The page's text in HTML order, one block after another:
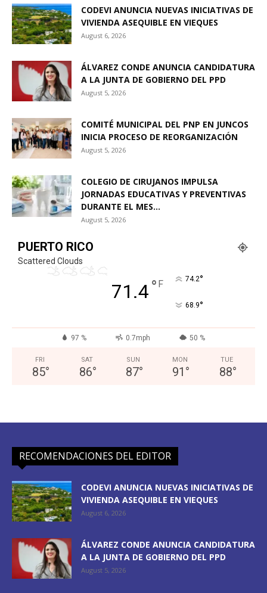
CODEVI ANUNCIA NUEVAS INICIATIVAS DE
VIVIENDA ASEQUIBLE EN VIEQUES
August 6, 2026
ÁLVAREZ CONDE ANUNCIA CANDIDATURA
A LA JUNTA DE GOBIERNO DEL PPD
August 5, 2026
COMITÉ MUNICIPAL DEL PNP EN JUNCOS
INICIA PROCESO DE REORGANIZACIÓN
August 5, 2026
COLEGIO DE CIRUJANOS IMPULSA
JORNADAS EDUCATIVAS Y PREVENTIVAS
DURANTE EL MES...
August 5, 2026
PUERTO RICO
Scattered Clouds
71.4° F 74.2°
68.9°
97 % 0.7mph 50 %
FRI
85°
SAT
86°
SUN
87°
MON
91 °
TUE
88°
RECOMENDACIONES DEL EDITOR
CODEVI ANUNCIA NUEVAS INICIATIVAS DE
VIVIENDA ASEQUIBLE EN VIEQUES
August 6, 2026
ÁLVAREZ CONDE ANUNCIA CANDIDATURA
A LA JUNTA DE GOBIERNO DEL PPD
August 5, 2026